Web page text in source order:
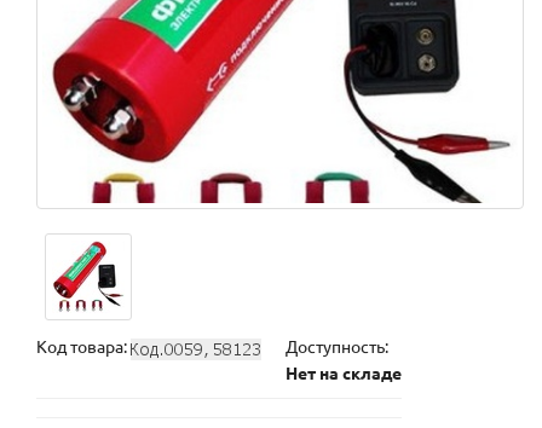
Код товара:
Доступность:
Нет на складе